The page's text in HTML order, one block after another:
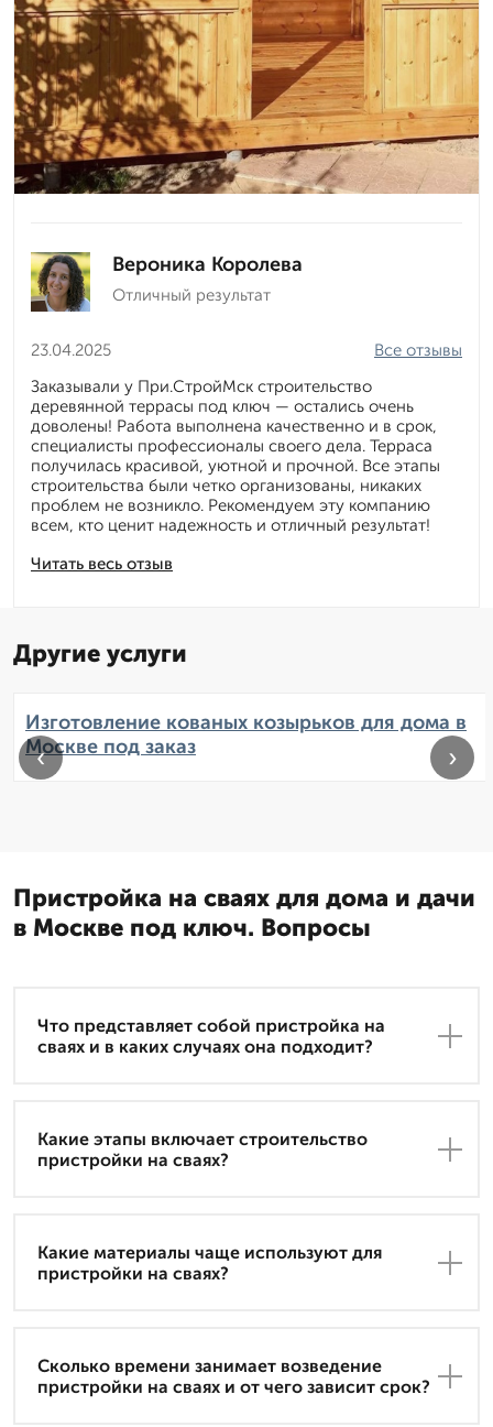
Вероника Королева
Отличный результат
23.04.2025
Читать весь отзыв
Все отзывы
Заказывали у При.СтройМск строительство
деревянной террасы под ключ — остались очень
доволены! Работа выполнена качественно и в срок,
специалисты профессионалы своего дела. Терраса
получилась красивой, уютной и прочной. Все этапы
строительства были четко организованы, никаких
проблем не возникло. Рекомендуем эту компанию
всем, кто ценит надежность и отличный результат!
Другие услуги
Изготовление кованых козырьков для дома в
Москве под заказ
‹ ›
Пристройка на сваях для дома и дачи
в Москве под ключ. Вопросы
Что представляет собой пристройка на
сваях и в каких случаях она подходит?
Какие этапы включает строительство
пристройки на сваях?
Какие материалы чаще используют для
пристройки на сваях?
Сколько времени занимает возведение
пристройки на сваях и от чего зависит срок?